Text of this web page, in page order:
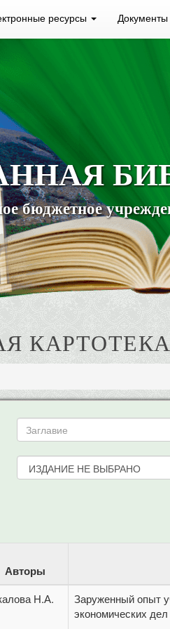
ресурсы Документы
бюджетное
Авторы
Н.А.
Заруженный опыт
экономических дел